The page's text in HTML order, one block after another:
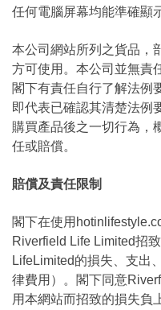
任何電腦屏幕均能準確顯
本公司網站所列之貨品，
方可使用。本公司並無責
閣下有責任自行了解法例
即代表已確認其清楚法例
購買產品後之一切行為，
任或賠償。
賠償及責任限制
閣下在使用
Riverfield Life Limited招
LifeLimited的損失、支出
律費用）。閣下同意
用本網站而招致的損失負